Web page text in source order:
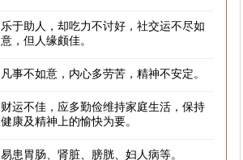
乐于助人，却吃力不讨好，社交运不尽如
意，但人缘颇佳。
凡事不如意，内心多劳苦，精神不安定。
财运不佳，应多勤俭维持家庭生活，保持
健康及精神上的愉快为要。
易患胃肠、肾脏、膀胱、妇人病等。